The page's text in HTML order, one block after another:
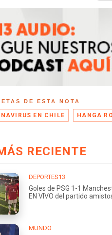
DE ESTA NOTA
EN CHILE HANGA
RECIENTE
DEPORTES13
Goles de PSG 1-1
EN VIVO del partido
MUNDO